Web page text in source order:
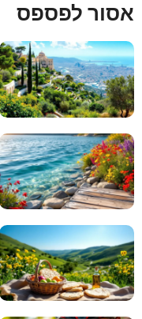
אסור לפספס